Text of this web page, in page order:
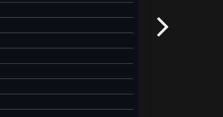
гораздо больше правды, чем
сыграть.